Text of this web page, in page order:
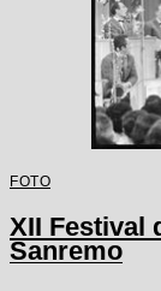
FOTO
XII Festival
Sanremo